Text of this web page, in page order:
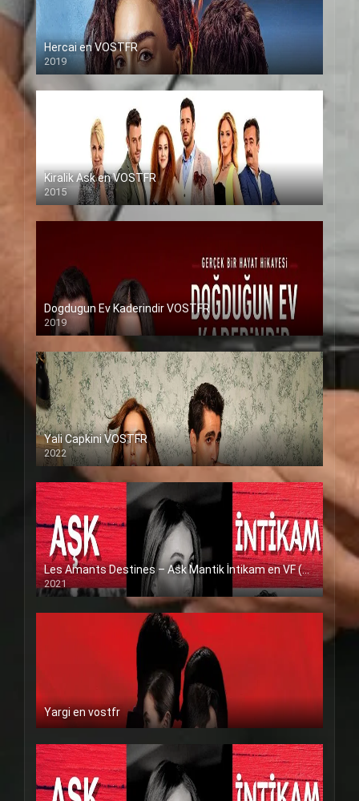
Hercai en VOSTFR
2019
Kiralik Ask en VOSTFR
2015
Dogdugun Ev Kaderindir VOSTFR
2019
Yali Capkini VOSTFR
2022
Les Amants Destines – Ask Mantik İntikam en VF (Voix Francaise)
2021
Yargi en vostfr